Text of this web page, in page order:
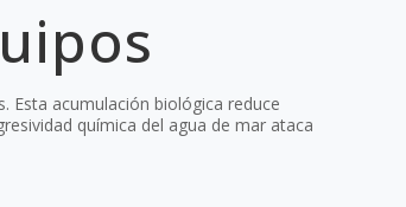
Esta acumulación biológica reduce
química del agua de mar ataca